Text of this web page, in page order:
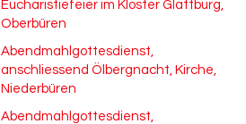
Eucharistiefeier im Kloster Glattburg,
Oberbüren
Abendmahlgottesdienst,
anschliessend Ölbergnacht, Kirche,
Niederbüren
Abendmahlgottesdienst,